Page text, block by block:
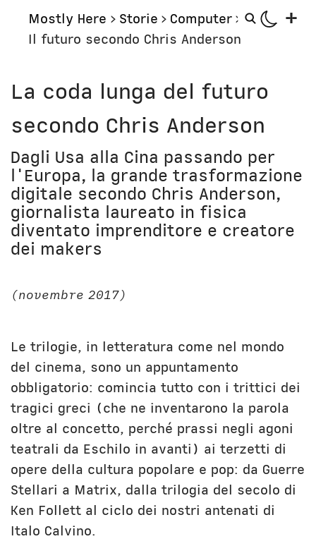
Mostly Here > Storie > Computer >
Il futuro secondo Chris Anderson
+
Mostly
Mostly Friends
Mostly Weekly
Storie
Aerei
Orologi
Libri
Il Culto della Mela
Narrazioni
Lavori in corso
Bottega
Digito Ergo Sum
Domenica Internet
Nausicaa
Unicatt
Civica Scuola
English Bio
La coda lunga del futuro
secondo Chris Anderson
Dagli Usa alla Cina passando per
l'Europa, la grande trasformazione
digitale secondo Chris Anderson,
giornalista laureato in fisica
diventato imprenditore e creatore
dei makers
(novembre 2017)
Le trilogie, in letteratura come nel mondo
del cinema, sono un appuntamento
obbligatorio: comincia tutto con i trittici dei
tragici greci (che ne inventarono la parola
oltre al concetto, perché prassi negli agoni
teatrali da Eschilo in avanti) ai terzetti di
opere della cultura popolare e pop: da Guerre
Stellari a Matrix, dalla trilogia del secolo di
Ken Follett al ciclo dei nostri antenati di
Italo Calvino.